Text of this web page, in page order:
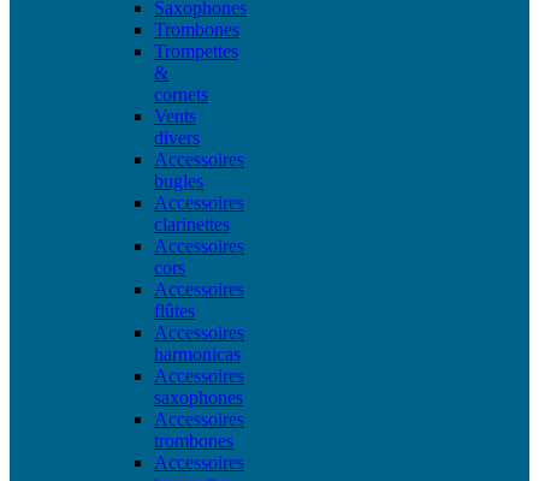
Saxophones
Trombones
Trompettes
&
cornets
Vents
divers
Accessoires
bugles
Accessoires
clarinettes
Accessoires
cors
Accessoires
flûtes
Accessoires
harmonicas
Accessoires
saxophones
Accessoires
trombones
Accessoires